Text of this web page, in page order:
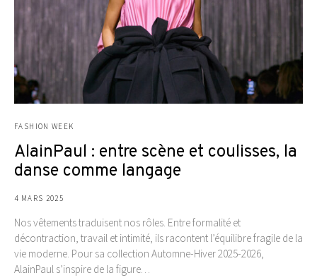
FASHION WEEK
AlainPaul : entre scène et coulisses, la
danse comme langage
4 MARS 2025
Nos vêtements traduisent nos rôles. Entre formalité et
décontraction, travail et intimité, ils racontent l’équilibre fragile de la
vie moderne. Pour sa collection Automne-Hiver 2025-2026,
AlainPaul s’inspire de la figure…